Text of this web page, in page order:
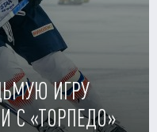
ИГРУ
С «ТОРПЕДО»